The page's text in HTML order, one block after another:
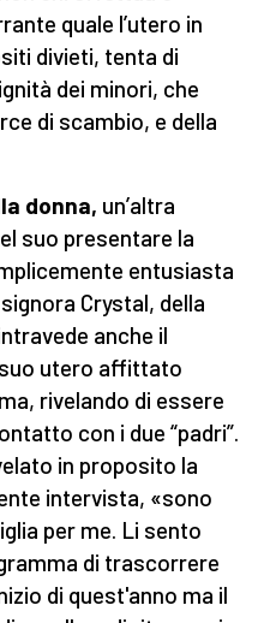
quale l’utero in
divieti, tenta di
dei minori, che
di scambio, e della
donna, un’altra
suo presentare la
entusiasta
Crystal, della
anche il
utero affittato
rivelando di essere
con i due “padri”.
in proposito la
intervista, «sono
per me. Li sento
di trascorrere
di quest'anno ma il